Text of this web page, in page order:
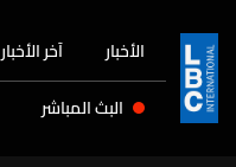
الأخبار آخر الأخبار
البث المباشر